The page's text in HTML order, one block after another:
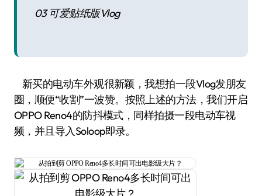
03 可爱贴纸版Vlog
新买的电动车外观很新颖，我想拍一段Vlog发朋友
圈，顺便“收割”一波赞。按照上述的方法，我们开启
OPPO Reno4的防抖模式，同样拍摄一段电动车视
频，并且导入Soloop即录。